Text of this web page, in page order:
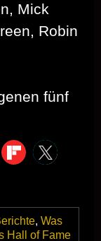
Mick
Robin
fünf
, Was
Hall of Fame